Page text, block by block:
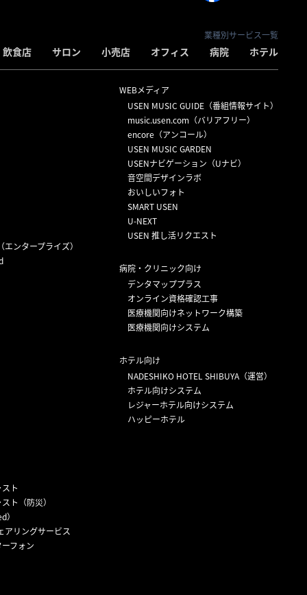
業種別サービス一覧
飲食店 サロン 小売店 オフィス 病院 ホテル
ンタープライズ）
ト
ト（防災）
アリングサービス
フォン
WEBメディア
USEN MUSIC GUIDE（番組情報サイト）
music.usen.com（バリアフリー）
encore（アンコール）
USEN MUSIC GARDEN
USENナビゲーション（Uナビ）
音空間デザインラボ
おいしいフォト
SMART USEN
U-NEXT
USEN 推し活リクエスト
病院・クリニック向け
デンタマッププラス
オンライン資格確認工事
医療機関向けネットワーク構築
医療機関向けシステム
ホテル向け
NADESHIKO HOTEL SHIBUYA（運営）
ホテル向けシステム
レジャーホテル向けシステム
ハッピーホテル